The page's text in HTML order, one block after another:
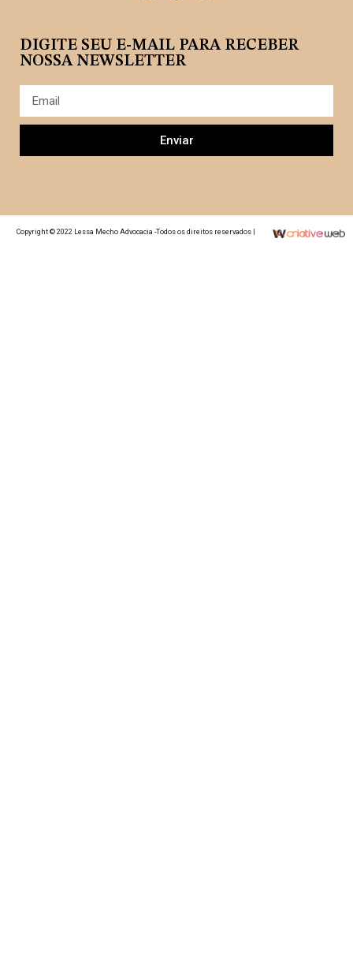
DIGITE SEU E-MAIL PARA RECEBER
NOSSA NEWSLETTER
Enviar
Copyright © 2022 Lessa Mecho Advocacia -Todos os direitos reservados |